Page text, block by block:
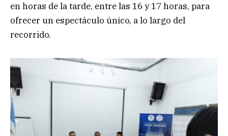
en horas de la tarde, entre las 16 y 17 horas, para
ofrecer un espectáculo único, a lo largo del
recorrido.